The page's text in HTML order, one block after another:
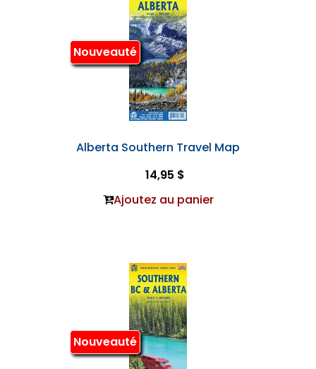
Nouveauté
Alberta Southern Travel Map
14,95 $
Ajoutez au panier
Nouveauté